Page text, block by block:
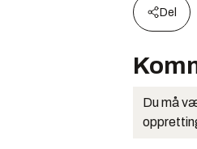
Del
Du må